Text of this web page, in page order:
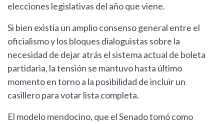
elecciones legislativas del año que viene.
Si bien existía un amplio consenso general entre el
oficialismo y los bloques dialoguistas sobre la
necesidad de dejar atrás el sistema actual de boleta
partidaria, la tensión se mantuvo hasta último
momento en torno a la posibilidad de incluir un
casillero para votar lista completa.
El modelo mendocino, que el Senado tomó como